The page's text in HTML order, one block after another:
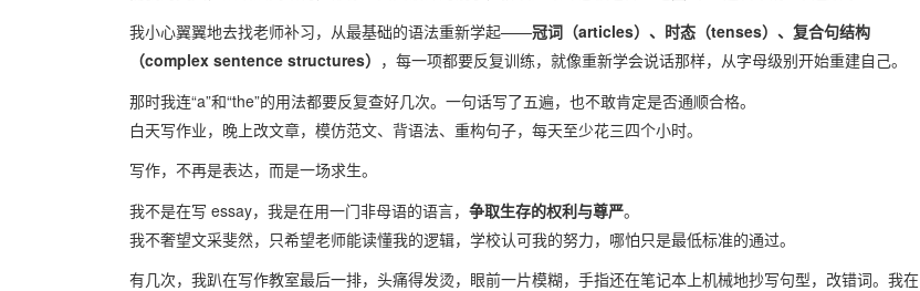
我小心翼翼地去找老师补习，从最基础的语法重新学起——冠词（articles）、时态（tenses）、复合句结构
（complex sentence structures） ，每一项都要反复训练，就像重新学会说话那样，从字母级别开始重建自己。
那时我连“a”和“the”的用法都要反复查好几次。一句话写了五遍，也不敢肯定是否通顺合格。
白天写作业，晚上改文章，模仿范文、背语法、重构句子，每天至少花三四个小时。
写作，不再是表达，而是一场求生。
我不是在写 essay，我是在用一门非母语的语言， 争取生存的权利与尊严。
我不奢望文采斐然，只希望老师能读懂我的逻辑，学校认可我的努力，哪怕只是最低标准的通过。
有几次，我趴在写作教室最后一排，头痛得发烫，眼前一片模糊，手指还在笔记本上机械地抄写句型，改错词。我在